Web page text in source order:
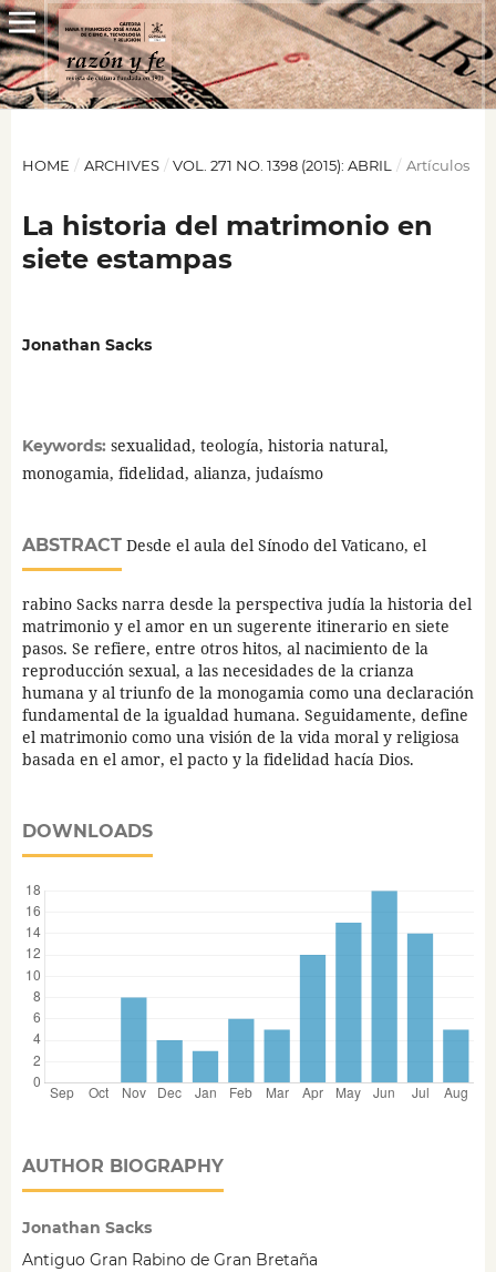
HOME / ARCHIVES / VOL. 271 NO. 1398 (2015): ABRIL / Artículos
La historia del matrimonio en
siete estampas
Jonathan Sacks
Keywords: sexualidad, teología, historia natural,
monogamia, fidelidad, alianza, judaísmo
ABSTRACTDesde el aula del Sínodo del Vaticano, el
rabino Sacks narra desde la perspectiva judía la historia del
matrimonio y el amor en un sugerente itinerario en siete
pasos. Se refiere, entre otros hitos, al nacimiento de la
reproducción sexual, a las necesidades de la crianza
humana y al triunfo de la monogamia como una declaración
fundamental de la igualdad humana. Seguidamente, define
el matrimonio como una visión de la vida moral y religiosa
basada en el amor, el pacto y la fidelidad hacía Dios.
DOWNLOADS
AUTHOR BIOGRAPHY
Jonathan Sacks
Antiguo Gran Rabino de Gran Bretaña